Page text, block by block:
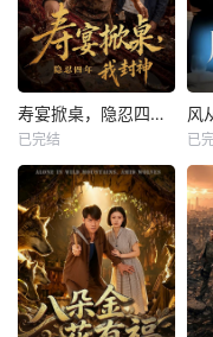
寿宴掀桌，隐忍四年我封神
已完结
风
已